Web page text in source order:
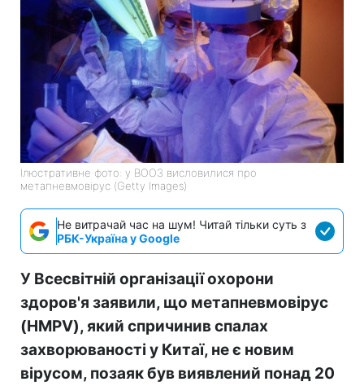
Ілюстративне фото: у ВООЗ висловилися про
метапневмовірус (Getty Images)
Не витрачай час на шум! Читай тільки суть з
РБК-Україна у Google
У Всесвітній організації охорони
здоров'я заявили, що метапневмовірус
(HMPV), який спричинив спалах
захворюваності у Китаї, не є новим
вірусом, позаяк був виявлений понад 20